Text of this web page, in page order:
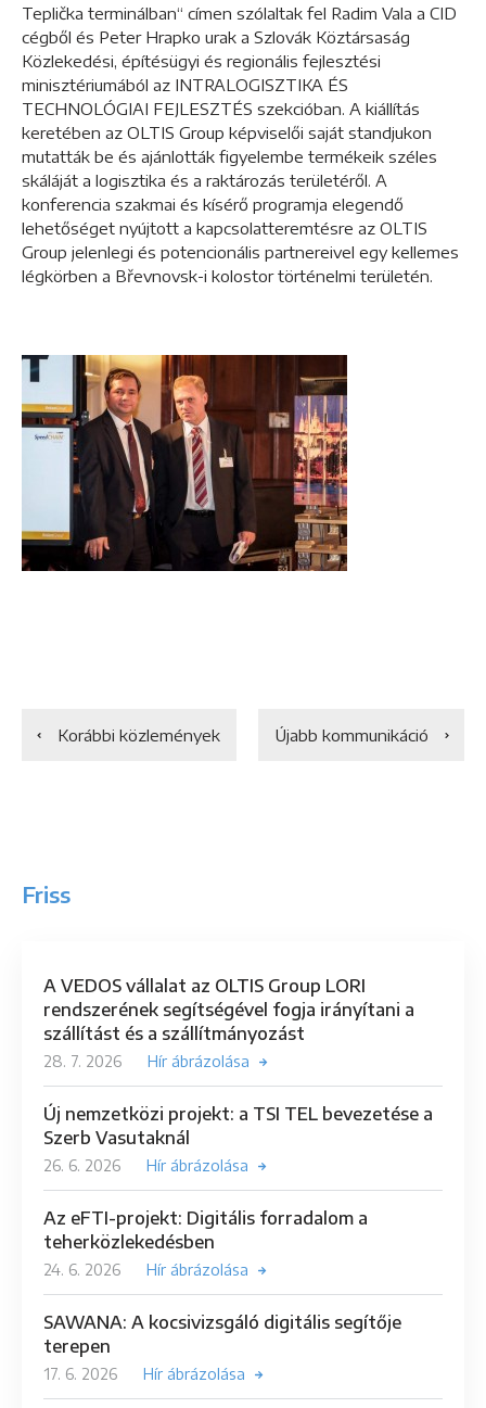
Teplička terminálban“ címen szólaltak fel Radim Vala a CID
cégből és Peter Hrapko urak a Szlovák Köztársaság
Közlekedési, építésügyi és regionális fejlesztési
minisztériumából az INTRALOGISZTIKA ÉS
TECHNOLÓGIAI FEJLESZTÉS szekcióban. A kiállítás
keretében az OLTIS Group képviselői saját standjukon
mutatták be és ajánlották figyelembe termékeik széles
skáláját a logisztika és a raktározás területéről. A
konferencia szakmai és kísérő programja elegendő
lehetőséget nyújtott a kapcsolatteremtésre az OLTIS
Group jelenlegi és potencionális partnereivel egy kellemes
légkörben a Břevnovsk-i kolostor történelmi területén.
Korábbi közlemények Újabb kommunikáció
Friss
A VEDOS vállalat az OLTIS Group LORI
rendszerének segítségével fogja irányítani a
szállítást és a szállítmányozást
28. 7. 2026 Hír ábrázolása
Új nemzetközi projekt: a TSI TEL bevezetése a
Szerb Vasutaknál
26. 6. 2026 Hír ábrázolása
Az eFTI-projekt: Digitális forradalom a
teherközlekedésben
24. 6. 2026 Hír ábrázolása
SAWANA: A kocsivizsgáló digitális segítője
terepen
17. 6. 2026 Hír ábrázolása